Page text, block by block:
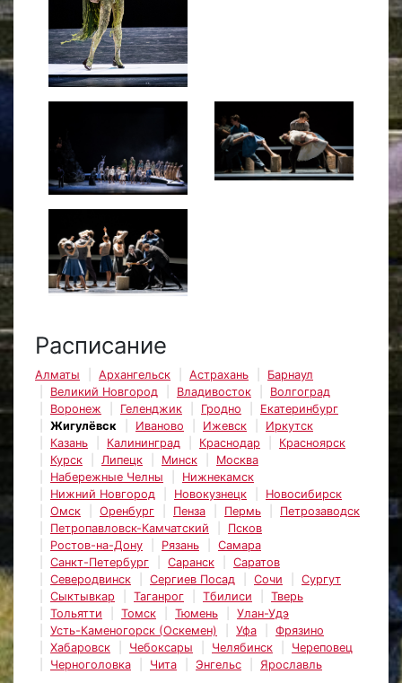
Расписание
Алматы Архангельск Астрахань
Барнаул
Великий Новгород
Владивосток
Волгоград
Воронеж
Геленджик Гродно
Екатеринбург
Жигулёвск
Иваново Ижевск
Иркутск
Казань
Калининград Краснодар
Красноярск
Курск
Липецк Минск
Москва
Набережные Челны
Нижнекамск
Нижний Новгород
Новокузнецк
Новосибирск
Омск
Оренбург Пенза Пермь
Петрозаводск
Петропавловск-Камчатский
Псков
Ростов-на-Дону
Рязань
Самара
Санкт-Петербург
Саранск
Саратов
Северодвинск
Сергиев Посад Сочи
Сургут
Сыктывкар
Таганрог Тбилиси
Тверь
Тольятти
Томск Тюмень
Улан-Удэ
Усть-Каменогорск (Оскемен)
Уфа
Фрязино
Хабаровск
Чебоксары Челябинск
Череповец
Черноголовка
Чита Энгельс Ярославль